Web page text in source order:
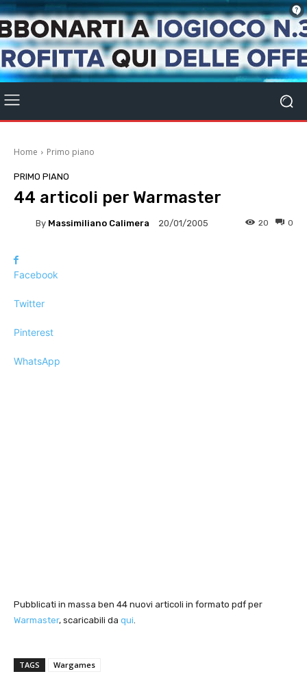
Home Primo piano
PRIMO PIANO
44 articoli per Warmaster
By Massimiliano Calimera 20/01/2005 0
20
Facebook
Twitter
Pinterest
WhatsApp
Pubblicati in massa ben 44 nuovi articoli in formato pdf per
Warmaster, scaricabili da qui.
TAGS Wargames